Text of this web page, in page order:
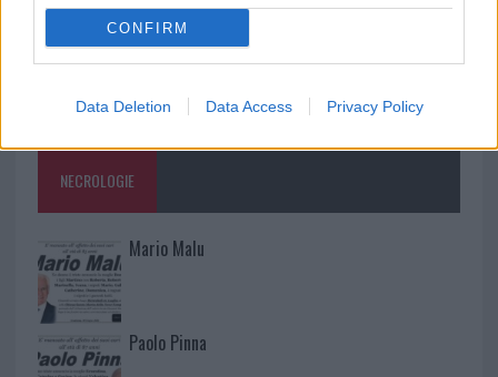
CONFIRM
Data Deletion Data Access Privacy Policy
NECROLOGIE
Mario Malu
Paolo Pinna